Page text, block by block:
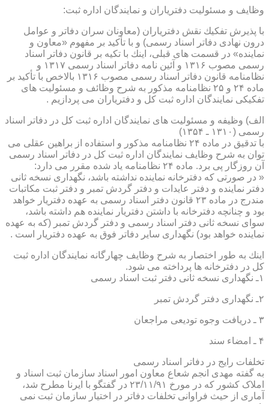
وظایف و مسئولیت دفتریاران و نمایندگان اداره ثبت:
با پذیرش تفكیك نقش دفتریاران (معاونان سران دفاتر و عوامل
درون نهادی دفاتر اسناد رسمی) و با تأكید بر مفهوم «معاون و
نماینده» در قسمت های قبلی، اینك با تكیه بر قانون دفاتر اسناد
رسمی مصوب ۱۳۱۶ و آئین نامه دفاتر اسناد رسمی ۱۳۱۷ و
نظامنامه قانون دفاتر اسناد رسمی مصوب ۱۳۱۶ بالاخص با تأكید بر
ماده ۲۴ و ۲۵ نظامنامه مذكور به شرح وظائف و مسئولیت های
تفكیكی نمایندگان اداره ثبت كل و دفتریاران می پردازیم .
الف) وظیفه و مسئولیت های نمایندگان اداره ثبت كل در دفاتر اسناد
رسمی (۱۳۱۰ ـ ۱۳۵۴)
با تدقیق در ماده ۲۴ نظامنامه مذكور و استفاده از براهین عقلی می
توان به شرح وظایف نمایندگان اداره ثبت كل در دفاتر اسناد رسمی
آن روزگار پی برد. ماده ۲۴ نظامنامه یاد شده مقرر می دارد:
« در صورتی كه دفترخانه نماینده نداشته باشد، نگهداری نسخه ثانی
دفتر نماینده و دفتر عایدات و دفتر گردش تمبر و دفتر ثبت مكاتبات
مندرج در ماده ۲۳ قانون دفتر اسناد رسمی به عهده دفتریار خواهد
بود و چنانچه دفترخانه با داشتن دفتریار نماینده هم داشته باشد،
سوای نسخه ثانی دفتر اسناد رسمی و دفتر گردش تمبر (كه به عهده
نماینده خواهد بود) نگهداری سایر دفاتر فوق به عهده دفتریار است .
اینك به طور اختصار به شرح وظایف چهارگانه نمایندگان اداره ثبت
كل در دفترخانه ها پرداخته می شود.
۱ـ نگهداری نسخه ثانی دفتر ثبت اسناد رسمی
۲ـ نگهداری دفتر گردش تمبر
۳ ـ دریافت وجوه تودیعی مراجعان
۴ ـ امضاء سند
تخلفات رایج در دفاتر اسناد رسمی
به گفته مهدی انجم شعاع معاون امور اسناد سازمان ثبت اسناد و
املاک کشور که در مورخ ۲۳/۱۱/۹۱ در گفتگو با ایرنا مطرح شد،
آماری از حیث فراوانی تخلفات دفاتر در اختیار سازمان ثبت نمی